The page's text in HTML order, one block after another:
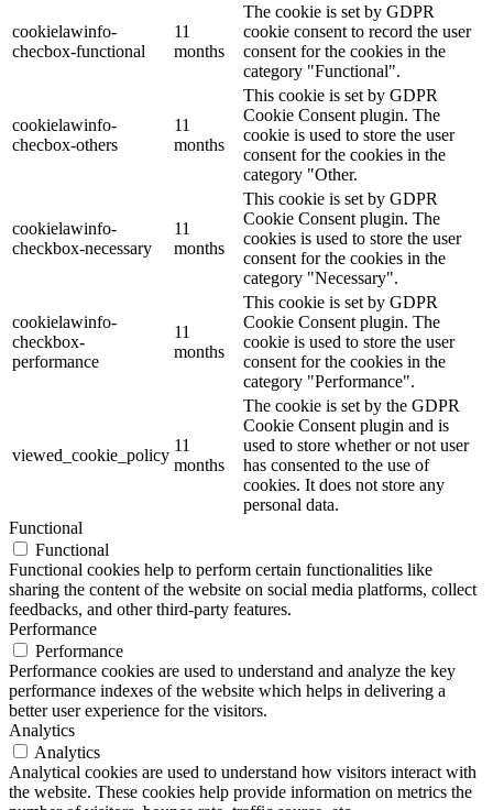
cookielawinfo-
checbox-functional
11
months
The cookie is set by GDPR
cookie consent to record the user
consent for the cookies in the
category "Functional".
cookielawinfo-
checbox-others
11
months
This cookie is set by GDPR
Cookie Consent plugin. The
cookie is used to store the user
consent for the cookies in the
category "Other.
cookielawinfo-
checkbox-necessary
11
months
This cookie is set by GDPR
Cookie Consent plugin. The
cookies is used to store the user
consent for the cookies in the
category "Necessary".
cookielawinfo-
checkbox-
performance
11
months
This cookie is set by GDPR
Cookie Consent plugin. The
cookie is used to store the user
consent for the cookies in the
category "Performance".
viewed_cookie_policy
11
months
The cookie is set by the GDPR
Cookie Consent plugin and is
used to store whether or not user
has consented to the use of
cookies. It does not store any
personal data.
Functional
Functional
Functional cookies help to perform certain functionalities like
sharing the content of the website on social media platforms, collect
feedbacks, and other third-party features.
Performance
Performance
Performance cookies are used to understand and analyze the key
performance indexes of the website which helps in delivering a
better user experience for the visitors.
Analytics
Analytics
Analytical cookies are used to understand how visitors interact with
the website. These cookies help provide information on metrics the